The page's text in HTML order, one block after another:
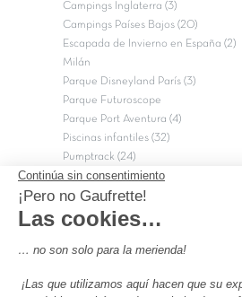
Campings Inglaterra (3)
Campings Países Bajos (20)
Escapada de Invierno en España (2)
Milán
Parque Disneyland París (3)
Parque Futuroscope
Parque Port Aventura (4)
Piscinas infantiles (32)
Pumptrack (24)
Puy du Fou (2)
Roma
Semana Santa (17)
Campings de 4 estrellas en Francia
Los camping con piscinas en Francia